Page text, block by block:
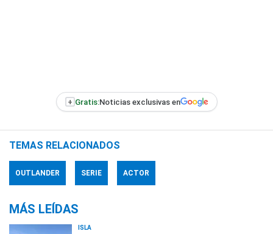
+ Gratis:Noticias exclusivas en
TEMAS RELACIONADOS
OUTLANDER SERIE ACTOR
MÁS LEÍDAS
ISLA